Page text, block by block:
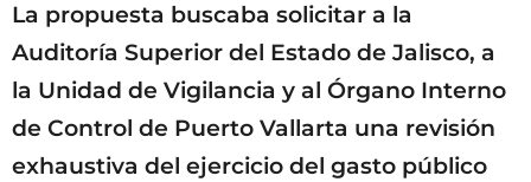
La propuesta buscaba solicitar a la
Auditoría Superior del Estado de Jalisco, a
la Unidad de Vigilancia y al Órgano Interno
de Control de Puerto Vallarta una revisión
exhaustiva del ejercicio del gasto público